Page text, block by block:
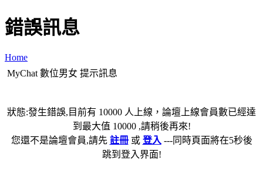
錯誤訊息
Home
MyChat 數位男女 提示訊息
狀態:發生錯誤,目前有 10000 人上線，論壇上線會員數已經達
到最大值 10000 ,請稍後再來!
您還不是論壇會員,請先 註冊或 登入 ---同時頁面將在5秒後
跳到登入界面!